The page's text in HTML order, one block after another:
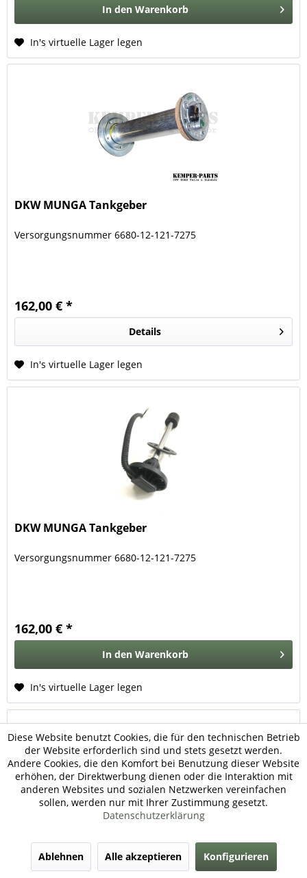
In den Warenkorb
In's virtuelle Lager legen
DKW MUNGA Tankgeber
Versorgungsnummer 6680-12-121-7275
162,00 € *
Details
In's virtuelle Lager legen
DKW MUNGA Tankgeber
Versorgungsnummer 6680-12-121-7275
162,00 € *
In den Warenkorb
In's virtuelle Lager legen
DKW MUNGA Tankgeberdichtung
Diese Website benutzt Cookies, die für den technischen Betrieb
der Website erforderlich sind und stets gesetzt werden.
Andere Cookies, die den Komfort bei Benutzung dieser Website
erhöhen, der Direktwerbung dienen oder die Interaktion mit
anderen Websites und sozialen Netzwerken vereinfachen
sollen, werden nur mit Ihrer Zustimmung gesetzt.
Datenschutzerklärung
Ablehnen Alle akzeptieren Konfigurieren